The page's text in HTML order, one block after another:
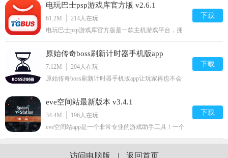
能，彻底解放你的双手，离线也能获得海量资源，感
兴趣的话就来2265安卓网下载吧！红手指云手机app
破解版介绍红手指
电玩巴士psp游戏库官方版 v2.6.1
61.2M 214 人在玩
电玩巴士psp游戏库官方版是一款主机游戏平台，拥
在这里可以购买到正版的游戏资源，拥有非常优惠的
价格，是喜欢主机游戏朋友的必备掌上游戏库！电玩
巴士手机版介绍为
下载
原始传奇boss刷新计时器手机版app
v22.02.18
7.12M 204 人在玩
原始传奇boss刷新计时器手机版app让玩家再也不会
到达的时候对玩家进行提醒，让玩家再也不会错过任
何游戏的活动。传奇boss计时器免费版本简介BOSS
计时器事一款专注各
下载
eve空间站最新版本 v3.4.1
34.4M 196 人在玩
eve空间站app是一个非常专业的游戏助手工具！一个
手机软件！提供了各种人性化的功能板块及自定义内
容，且操作简单，使用方便，能查询战舰，配置载
下载
访问电脑版 | 返回首页